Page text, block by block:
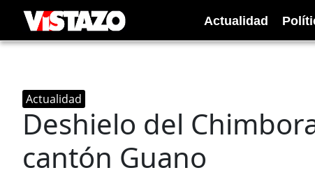
Actualidad
Actualidad
Deshielo del
cantón Guano